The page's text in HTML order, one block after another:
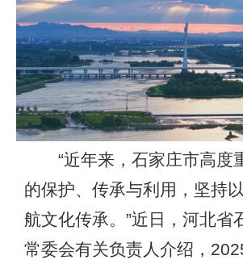
“近年来，石家庄市高度
的保护、传承与利用，坚持
航文化传承。”近日，河北省
常委会有关负责人介绍，